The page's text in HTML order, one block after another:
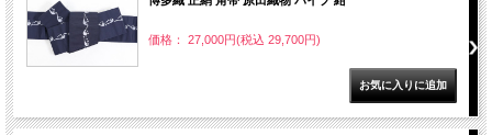
価格： 27,000円(税込 29,700円)